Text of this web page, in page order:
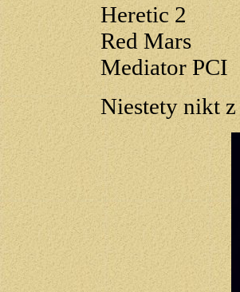
Heretic 2
Red Mars
Mediator PCI
Niestety nikt